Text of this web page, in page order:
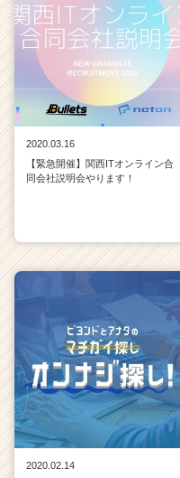
2020.03.16
【緊急開催】関西ITオンライン合
同会社説明会やります！
2020.02.14